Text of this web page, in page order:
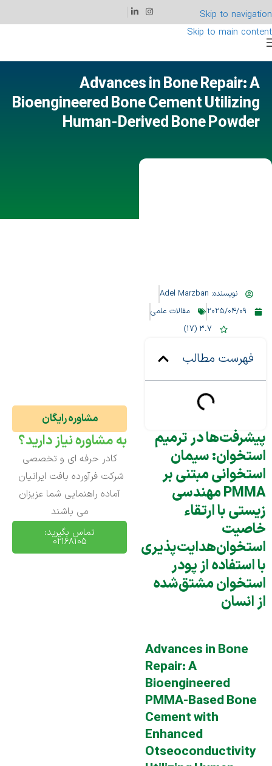
Skip to navigation
Skip to main content
Advances in Bone Repair: A
Bioengineered Bone Cement Utilizing
Human-Derived Bone Powder
نویسنده:
2025/04/09
مقالات علمی
3.7 (17)
فهرست مطالب
پیشرفت‌ها در ترمیم
استخوان: سیمان
استخوانی مبتنی بر
PMMA مهندسی
زیستی با ارتقاء
خاصیت
استخوان‌هدایت‌پذیری
با استفاده از پودر
استخوان مشتق‌شده
از انسان
Advances in Bone
Repair: A
Bioengineered
PMMA-Based Bone
Cement with
Enhanced
Otseoconductivity
مشاوره رایگان
به مشاوره نیاز دارید؟
کادر حرفه ای و تخصصی
شرکت فرآورده بافت ایرانیان
آماده راهنمایی شما عزیزان
می باشند
تماس بگیرید:
02168105